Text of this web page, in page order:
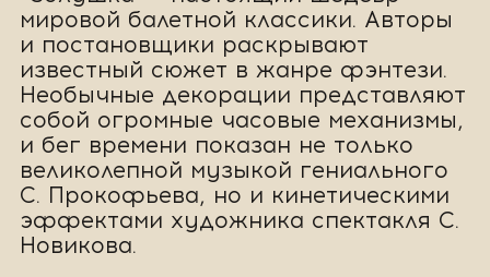
мировой балетной классики. Авторы
и постановщики раскрывают
известный сюжет в жанре фэнтези.
Необычные декорации представляют
собой огромные часовые механизмы,
и бег времени показан не только
великолепной музыкой гениального
С. Прокофьева, но и кинетическими
эффектами художника спектакля С.
Новикова.